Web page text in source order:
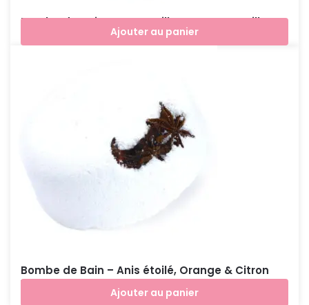
Bombe de Bain – Camomille, sauge & vanille
Ajouter au panier
Bombe de Bain – Anis étoilé, Orange & Citron
vert
Ajouter au panier